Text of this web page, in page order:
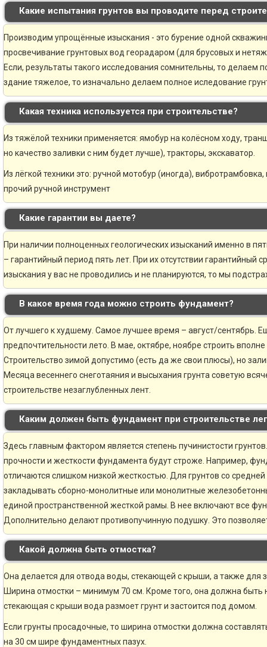
Какие испытания грунтов вы проводите перед
Производим упрощённые изыскания - это бурение одной
просвечивание грунтовых вод георадаром (для брусовых и
Если, результаты такого исследования сомнительны, то делаем
здание тяжелое, то изначально делаем полное иследование
Какая техника используется при строительстве?
Из тяжёлой техники применяется: ямобур на колёсном ходу,
но качество заливки с ним будет лучше), тракторы, экскаватор.
Из лёгкой техники это: ручной мотобур (иногда),
прочий ручной инструмент
Какие гарантии вы даете?
При наличии полноценных геологических изысканий именно в
– гарантийный период пять лет. При их отсутствии гарантийный
изыскания у вас не проводились и не планируются, то мы
В какое время года можно строить фундамент?
От лучшего к худшему. Самое лучшее время – август/сентябрь.
предпочтительности лето. В мае, октябре, ноябре строить
Строительство зимой допустимо (есть да же свои плюсы), но
Месяца весеннего снеготаяния и высыхания грунта советую
строительстве незаглубленных лент.
Каким должен быть фундамент при строительстве
Здесь главным фактором является степень пучинистости
прочности и жесткости фундамента будут строже. Например,
отличаются слишком низкой жесткостью. Для грунтов со
закладывать сборно-монолитные или монолитные
единой пространственной жесткой рамы. В нее включают все
Дополнительно делают противопучинную подушку. Это
Какой должна быть отмостка?
Она делается для отвода воды, стекающей с крыши, а также для
Ширина отмостки – минимум 70 см. Кроме того, она должна быть
стекающая с крыши вода размоет грунт и застоится под домом.
Если грунты просадочные, то ширина отмостки должна
на 30 см шире фундаментных пазух.